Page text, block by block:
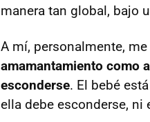
manera tan global, bajo
A mí, personalmente,
amamantamiento como
esconderse. El bebé
ella debe esconderse, ni